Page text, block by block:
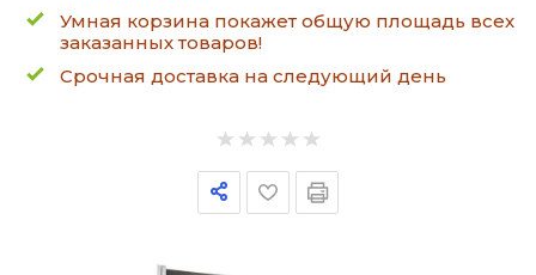
Умная корзина покажет общую площадь всех
заказанных товаров!
Срочная доставка на следующий день